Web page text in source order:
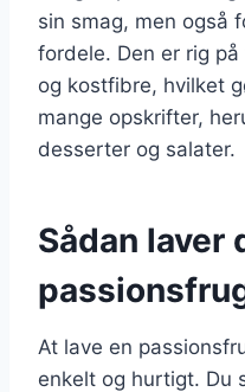
sin smag, men også
fordele. Den er rig
og kostfibre, hvilket
mange opskrifter,
desserter og salater.
Sådan laver
At lave en
enkelt og hurtigt. Du